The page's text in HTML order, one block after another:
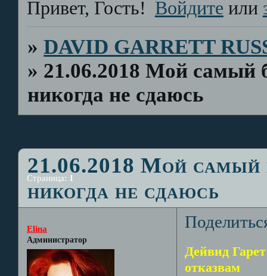
Привет, Гость! Войдите или
»DAVID GARRETT
» 21.06.2018 Мой самый
никогда не сдаюсь
21.06.2018 Мой самый
никогда не сдаюсь
Страница: 1
Elina
Администратор
Дейвид
отказвам